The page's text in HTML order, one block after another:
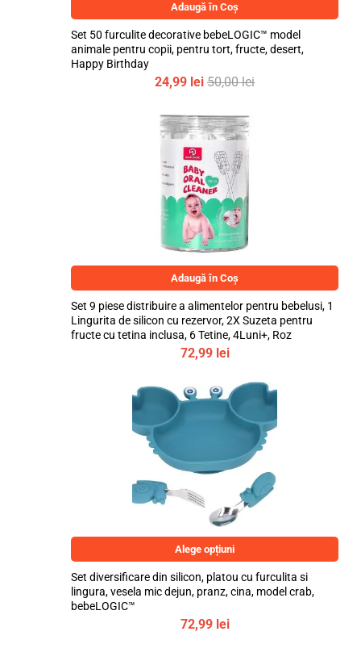
Adaugă în Coș
Set 50 furculite decorative bebeLOGIC™ model
animale pentru copii, pentru tort, fructe, desert,
Happy Birthday
24,99 lei 50,00lei
Adaugă în Coș
Set 9 piese distribuire a alimentelor pentru bebelusi, 1
Lingurita de silicon cu rezervor, 2X Suzeta pentru
fructe cu tetina inclusa, 6 Tetine, 4Luni+, Roz
72,99 lei
Alege opțiuni
Set diversificare din silicon, platou cu furculita si
lingura, vesela mic dejun, pranz, cina, model crab,
bebeLOGIC™
72,99 lei